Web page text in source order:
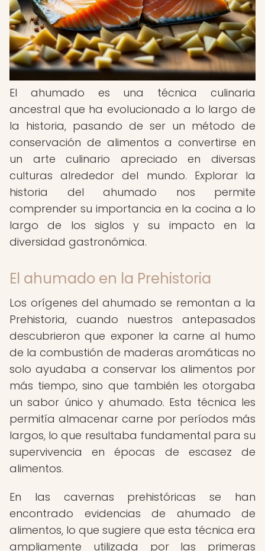
El ahumado es una técnica culinaria
ancestral que ha evolucionado a lo largo de
la historia, pasando de ser un método de
conservación de alimentos a convertirse en
un arte culinario apreciado en diversas
culturas alrededor del mundo. Explorar la
historia del ahumado nos permite
comprender su importancia en la cocina a lo
largo de los siglos y su impacto en la
diversidad gastronómica.
El ahumado en la Prehistoria
Los orígenes del ahumado se remontan a la
Prehistoria, cuando nuestros antepasados
descubrieron que exponer la carne al humo
de la combustión de maderas aromáticas no
solo ayudaba a conservar los alimentos por
más tiempo, sino que también les otorgaba
un sabor único y ahumado. Esta técnica les
permitía almacenar carne por períodos más
largos, lo que resultaba fundamental para su
supervivencia en épocas de escasez de
alimentos.
En las cavernas prehistóricas se han
encontrado evidencias de ahumado de
alimentos, lo que sugiere que esta técnica era
ampliamente utilizada por las primeras